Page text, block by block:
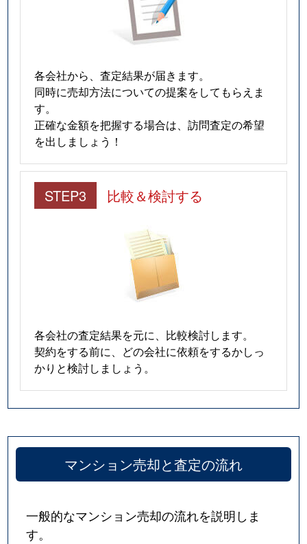
各会社から、査定結果が届きます。
同時に売却方法についての提案をしてもらえま
す。
正確な金額を把握する場合は、訪問査定の希望
を出しましょう！
STEP3 比較＆検討する
各会社の査定結果を元に、比較検討します。
契約をする前に、どの会社に依頼をするかしっ
かりと検討しましょう。
マンション売却と査定の流れ
一般的なマンション売却の流れを説明しま
す。